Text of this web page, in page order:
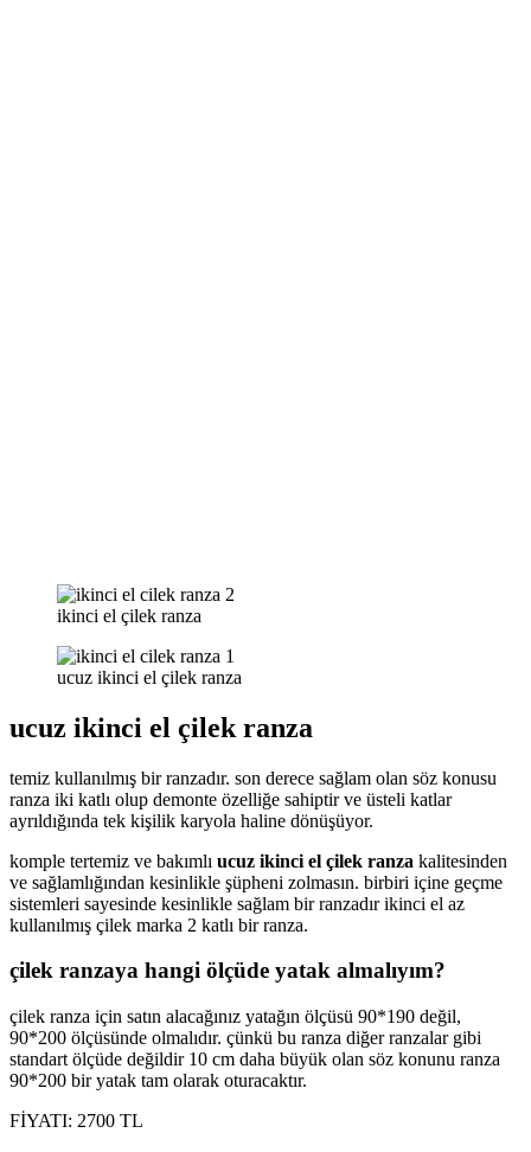
ikinci el çilek ranza
ucuz ikinci el çilek ranza
ucuz ikinci el çilek ranza
temiz kullanılmış bir ranzadır. son derece sağlam olan söz konusu
ranza iki katlı olup demonte özelliğe sahiptir ve üsteli katlar
ayrıldığında tek kişilik karyola haline dönüşüyor.
komple tertemiz ve bakımlı ucuz ikinci el çilek ranza kalitesinden
ve sağlamlığından kesinlikle şüpheni zolmasın. birbiri içine geçme
sistemleri sayesinde kesinlikle sağlam bir ranzadır ikinci el az
kullanılmış çilek marka 2 katlı bir ranza.
çilek ranzaya hangi ölçüde yatak almalıyım?
çilek ranza için satın alacağınız yatağın ölçüsü 90*190 değil,
90*200 ölçüsünde olmalıdır. çünkü bu ranza diğer ranzalar gibi
standart ölçüde değildir 10 cm daha büyük olan söz konunu ranza
90*200 bir yatak tam olarak oturacaktır.
FİYATI: 2700 TL